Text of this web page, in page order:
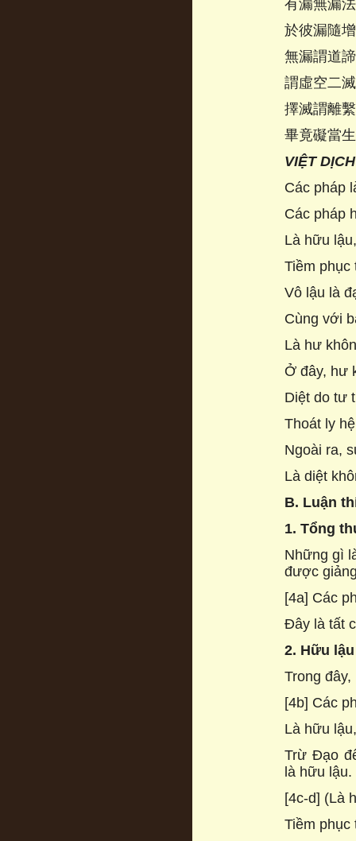
有漏無漏
於彼漏隨
無漏謂道
謂虛空二
擇滅謂離
畢竟礙當
VIỆT DỊCH
Các pháp
Các pháp
Là hữu
Tiềm phục
Vô lậu là
Cùng với
Là hư
Ở đây, hư
Diệt do tư
Thoát ly
Ngoài ra,
Là diệt
B. Luận
1. Tổng
Những gì
được
[4a] Các
Đây là tất
2. Hữu lậu
Trong
[4b] Các
Là hữu lậu,
Trừ Đạo
là hữu lậu.
[4c-d] (Là
Tiềm phục